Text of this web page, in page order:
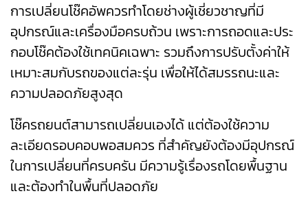
การเปลี่ยนโช๊คอัพควรทำโดยช่างผู้เชี่ยวชาญที่มี
อุปกรณ์และเครื่องมือครบถ้วน เพราะการถอดและประ
กอบโช๊คต้องใช้เทคนิคเฉพาะ รวมถึงการปรับตั้งค่าให้
เหมาะสมกับรถของแต่ละรุ่น เพื่อให้ได้สมรรถนะและ
ความปลอดภัยสูงสุด
โช๊ครถยนต์สามารถเปลี่ยนเองได้ แต่ต้องใช้ความ
ละเอียดรอบคอบพอสมควร ที่สำคัญยังต้องมีอุปกรณ์
ในการเปลี่ยนที่ครบครัน มีความรู้เรื่องรถโดยพื้นฐาน
และต้องทำในพื้นที่ปลอดภัย